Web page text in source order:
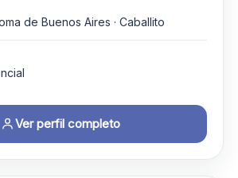
de Buenos Aires · Caballito
Ver perfil completo